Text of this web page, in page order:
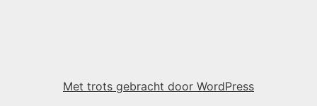
Met trots gebracht door WordPress